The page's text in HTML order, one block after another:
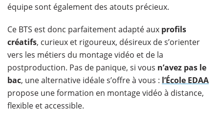
équipe sont également des atouts précieux.
Ce BTS est donc parfaitement adapté aux profils
créatifs, curieux et rigoureux, désireux de s’orienter
vers les métiers du montage vidéo et de la
postproduction. Pas de panique, si vous n’avez pas le
bac, une alternative idéale s’offre à vous : l’École EDAA
propose une formation en montage vidéo à distance,
flexible et accessible.